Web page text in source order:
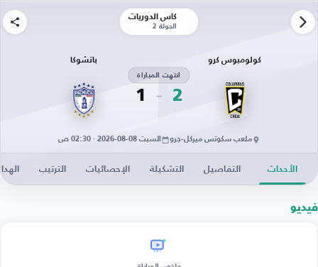
كأس الدوريات
الجولة 2
كولومبوس كرو
2
انتهت المباراة
1
باتشوكا
ملعب سكوتس ميركل-جرو السبت 08-08-2026 · 02:30 ص
الأحداث التفاصيل التشكيلة الإحصائيات الترتيب
فيديو